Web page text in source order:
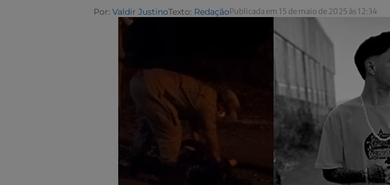
Por: Valdir JustinoTexto: RedaçãoPublicada em 15 de maio de 2025 às 12:34